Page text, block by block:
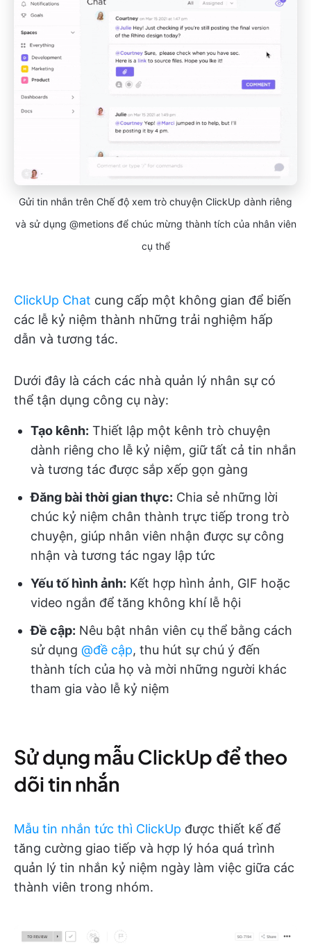
Gửi tin nhắn trên Chế độ xem trò chuyện ClickUp dành riêng
và sử dụng @metions để chúc mừng thành tích của nhân viên
cụ thể
ClickUp Chat cung cấp một không gian để biến
các lễ kỷ niệm thành những trải nghiệm hấp
dẫn và tương tác.
Dưới đây là cách các nhà quản lý nhân sự có
thể tận dụng công cụ này:
Tạo kênh: Thiết lập một kênh trò chuyện
dành riêng cho lễ kỷ niệm, giữ tất cả tin nhắn
và tương tác được sắp xếp gọn gàng
Đăng bài thời gian thực: Chia sẻ những lời
chúc kỷ niệm chân thành trực tiếp trong trò
chuyện, giúp nhân viên nhận được sự công
nhận và tương tác ngay lập tức
Yếu tố hình ảnh: Kết hợp hình ảnh, GIF hoặc
video ngắn để tăng không khí lễ hội
Đề cập: Nêu bật nhân viên cụ thể bằng cách
sử dụng @đề cập, thu hút sự chú ý đến
thành tích của họ và mời những người khác
tham gia vào lễ kỷ niệm
Sử dụng mẫu ClickUp để theo
dõi tin nhắn
Mẫu tin nhắn tức thì ClickUp được thiết kế để
tăng cường giao tiếp và hợp lý hóa quá trình
quản lý tin nhắn kỷ niệm ngày làm việc giữa các
thành viên trong nhóm.